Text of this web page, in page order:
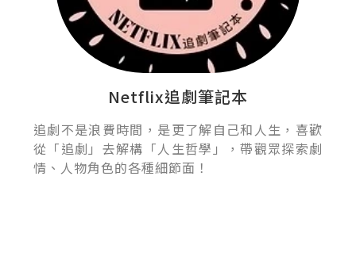
Netflix追劇筆記本
追劇不是浪費時間，是更了解自己和人生，喜歡
從「追劇」去解構「人生哲學」，帶觀眾探索劇
情、人物角色的各種細節面！